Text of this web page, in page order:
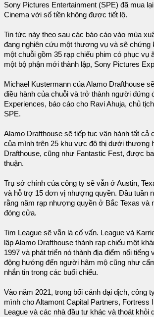
Sony Pictures Entertainment (SPE) đã mua
Cinema với số tiền không được tiết lộ.
Tin tức này theo sau các báo cáo vào mùa
đang nghiên cứu một thương vụ và sẽ chứng
một chuỗi gồm 35 rạp chiếu phim có phục vụ
một bộ phận mới thành lập, Sony Pictures
Michael Kustermann của Alamo Drafthouse
điều hành của chuỗi và trở thành người đứng
Experiences, báo cáo cho Ravi Ahuja, chủ
SPE.
Alamo Drafthouse sẽ tiếp tục vận hành tất cả
của mình trên 25 khu vực đô thị dưới thương
Drafthouse, cũng như Fantastic Fest, được
thuận.
Trụ sở chính của công ty sẽ vẫn ở Austin,
và hỗ trợ 15 đơn vị nhượng quyền. Đầu tuần
rằng năm rạp nhượng quyền ở Bắc Texas và
đóng cửa.
Tim League sẽ vẫn là cố vấn. League và
lập Alamo Drafthouse thành rạp chiếu một
1997 và phát triển nó thành địa điểm nổi tiếng
động hướng đến người hâm mộ cũng như
nhắn tin trong các buổi chiếu.
Vào năm 2021, trong bối cảnh đại dịch, công
mình cho Altamont Capital Partners, Fortress
League và các nhà đầu tư khác và thoát khỏi